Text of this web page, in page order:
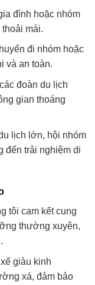
đình hoặc nhóm
mái.
đi nhóm hoặc
và an toàn.
đoàn du lịch
gian thoáng
lịch lớn, hội nhóm
đến trải nghiệm di
tôi cam kết cung
thường xuyên,
giàu kinh
xá, đảm bảo